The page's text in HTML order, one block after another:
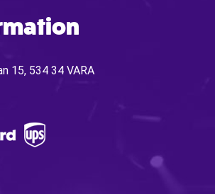
15, 534 34 VARA